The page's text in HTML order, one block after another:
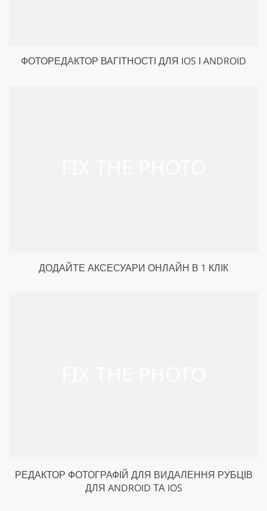
ФОТОРЕДАКТОР ВАГІТНОСТІ ДЛЯ IOS І ANDROID
ДОДАЙТЕ АКСЕСУАРИ ОНЛАЙН В 1 КЛІК
РЕДАКТОР ФОТОГРАФІЙ ДЛЯ ВИДАЛЕННЯ РУБЦІВ
ДЛЯ ANDROID ТА IOS